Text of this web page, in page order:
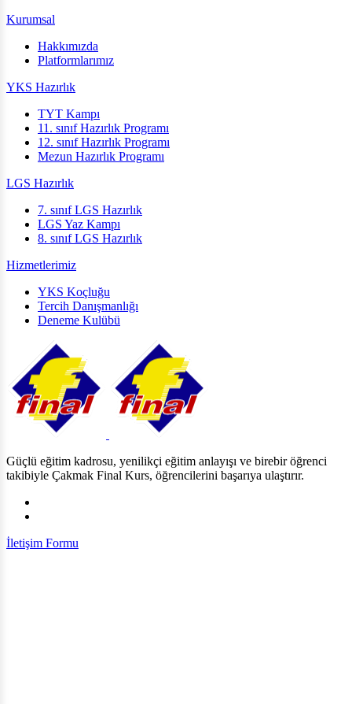
Kurumsal
Hakkımızda
Platformlarımız
YKS Hazırlık
TYT Kampı
11. sınıf Hazırlık Programı
12. sınıf Hazırlık Programı
Mezun Hazırlık Programı
LGS Hazırlık
7. sınıf LGS Hazırlık
LGS Yaz Kampı
8. sınıf LGS Hazırlık
Hizmetlerimiz
YKS Koçluğu
Tercih Danışmanlığı
Deneme Kulübü
Güçlü eğitim kadrosu, yenilikçi eğitim anlayışı ve birebir öğrenci
takibiyle Çakmak Final Kurs, öğrencilerini başarıya ulaştırır.
İletişim Formu